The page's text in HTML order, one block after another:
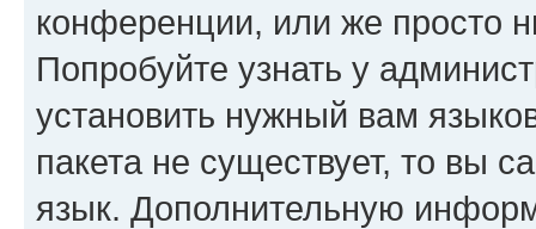
конференции, или же просто
Попробуйте узнать у
установить нужный вам
пакета не существует, то вы
язык. Дополнительную